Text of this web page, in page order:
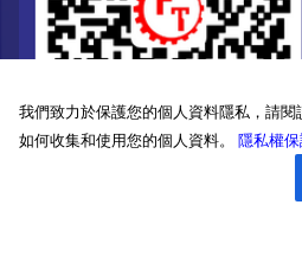
我們致力於保護您的個人資料隱私，請
如何收集和使用您的個人資料。 隱私權